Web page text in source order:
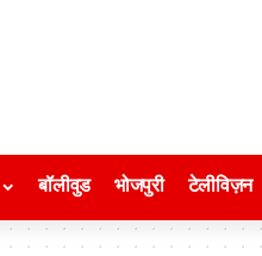
बॉलीवुड भोजपुरी टेलीविज़न